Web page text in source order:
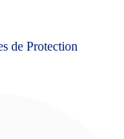
de Protection